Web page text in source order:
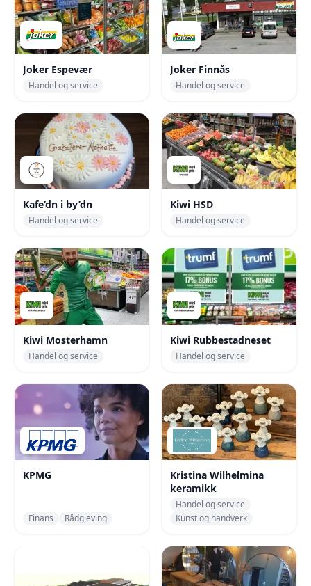
Joker Espevær
Handel og service
Joker Finnås
Handel og service
Kafe’dn i by’dn
Handel og service
Kiwi HSD
Handel og service
Kiwi Mosterhamn
Handel og service
Kiwi Rubbestadneset
Handel og service
KPMG
Finans Rådgjeving
Kristina Wilhelmina
keramikk
Handel og service
Kunst og handverk